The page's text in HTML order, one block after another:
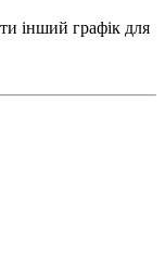
інший графік для